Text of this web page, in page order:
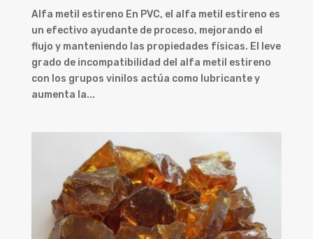
Alfa metil estireno En PVC, el alfa metil estireno es
un efectivo ayudante de proceso, mejorando el
flujo y manteniendo las propiedades físicas. El leve
grado de incompatibilidad del alfa metil estireno
con los grupos vinilos actúa como lubricante y
aumenta la...